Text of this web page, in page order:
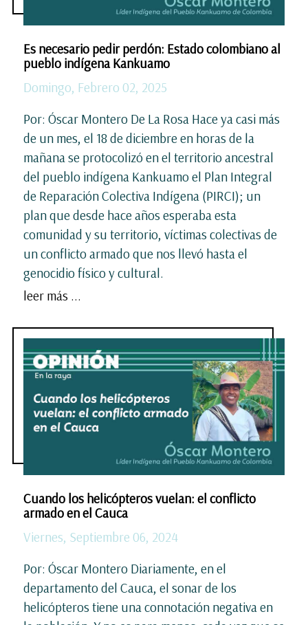
Es necesario pedir perdón: Estado colombiano al
pueblo indígena Kankuamo
Domingo, Febrero 02, 2025
Por: Óscar Montero De La Rosa Hace ya casi más
de un mes, el 18 de diciembre en horas de la
mañana se protocolizó en el territorio ancestral
del pueblo indígena Kankuamo el Plan Integral
de Reparación Colectiva Indígena (PIRCI); un
plan que desde hace años esperaba esta
comunidad y su territorio, víctimas colectivas de
un conflicto armado que nos llevó hasta el
genocidio físico y cultural.
leer más ...
Cuando los helicópteros vuelan: el conflicto
armado en el Cauca
Viernes, Septiembre 06, 2024
Por: Óscar Montero Diariamente, en el
departamento del Cauca, el sonar de los
helicópteros tiene una connotación negativa en